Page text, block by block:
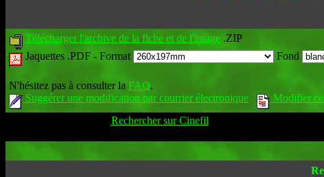
Télécharger l'archive de la fiche et de l'image .ZIP
Jaquettes .PDF - Format Fond
N'hésitez pas à consulter la FAQ.
Suggérer une modification par courrier électronique
Modifier
Rechercher sur Cinefil